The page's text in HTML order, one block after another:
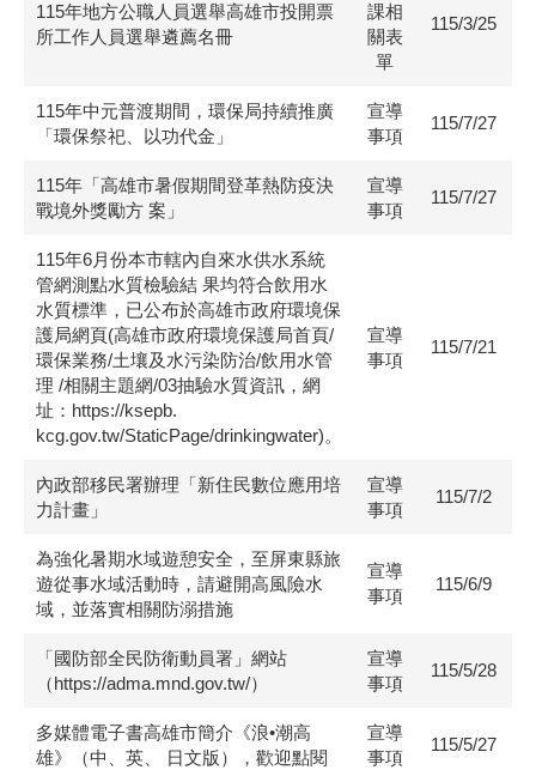
115年地方公職人員選舉高雄市投開票
所工作人員選舉遴薦名冊
課相
關表
單
115/3/25
115年中元普渡期間，環保局持續推廣
「環保祭祀、以功代金」
宣導
事項
115/7/27
115年「高雄市暑假期間登革熱防疫決
戰境外獎勵方 案」
宣導
事項
115/7/27
115年6月份本市轄內自來水供水系統
管網測點水質檢驗結 果均符合飲用水
水質標準，已公布於高雄市政府環境保
護局網頁(高雄市政府環境保護局首頁/
環保業務/土壤及水污染防治/飲用水管
理 /相關主題網/03抽驗水質資訊，網
址：https://ksepb.
kcg.gov.tw/StaticPage/drinkingwater)。
宣導
事項
115/7/21
內政部移民署辦理「新住民數位應用培
力計畫」
宣導
事項
115/7/2
為強化暑期水域遊憩安全，至屏東縣旅
遊從事水域活動時，請避開高風險水
域，並落實相關防溺措施
宣導
事項
115/6/9
「國防部全民防衛動員署」網站
（https://adma.mnd.gov.tw/）
宣導
事項
115/5/28
多媒體電子書高雄市簡介《浪•潮高
雄》（中、英、 日文版），歡迎點閱
宣導
事項
115/5/27